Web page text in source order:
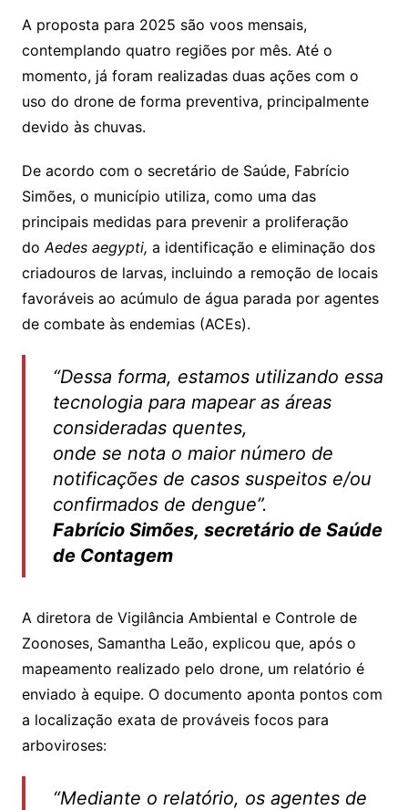
A proposta para 2025 são voos mensais,
contemplando quatro regiões por mês. Até o
momento, já foram realizadas duas ações com o
uso do drone de forma preventiva, principalmente
devido às chuvas.
De acordo com o secretário de Saúde, Fabrício
Simões, o município utiliza, como uma das
principais medidas para prevenir a proliferação
do Aedes aegypti, a identificação e eliminação dos
criadouros de larvas, incluindo a remoção de locais
favoráveis ao acúmulo de água parada por agentes
de combate às endemias (ACEs).
“Dessa forma, estamos utilizando essa
tecnologia para mapear as áreas
consideradas quentes,
onde se nota o maior número de
notificações de casos suspeitos e/ou
confirmados de dengue”.
Fabrício Simões, secretário de Saúde
de Contagem
A diretora de Vigilância Ambiental e Controle de
Zoonoses, Samantha Leão, explicou que, após o
mapeamento realizado pelo drone, um relatório é
enviado à equipe. O documento aponta pontos com
a localização exata de prováveis focos para
arboviroses:
“Mediante o relatório, os agentes de